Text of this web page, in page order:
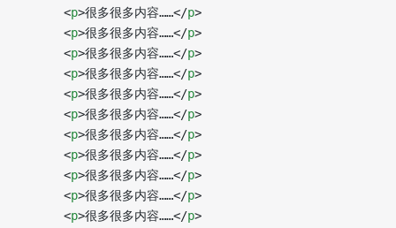
      <
p>很多很多内容……</p>
      <
p>很多很多内容……</p>
      <
p>很多很多内容……</p>
      <
p>很多很多内容……</p>
      <
p>很多很多内容……</p>
      <
p>很多很多内容……</p>
      <
p>很多很多内容……</p>
      <
p>很多很多内容……</p>
      <
p>很多很多内容……</p>
      <
p>很多很多内容……</p>
      <
p>很多很多内容……</p>